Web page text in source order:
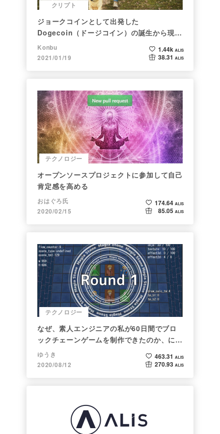
クリプト
ジョークコインとして出発した
Dogecoin（ドージコイン）の誕生から現在
まで。注目される非証券性🐶
Konbu
2021/01/19
1.44k ALIS
38.31 ALIS
テクノロジー
オープンソースプロジェクトに参加して自己
肯定感を高める
おはぐろ氏
2020/02/15
174.64 ALIS
85.05 ALIS
テクノロジー
なぜ、素人エンジニアの私が60日間でブロ
ックチェーンゲームを制作できたのか、につ
いて語ってみた
ゆうき
2020/08/12
463.31 ALIS
270.93 ALIS